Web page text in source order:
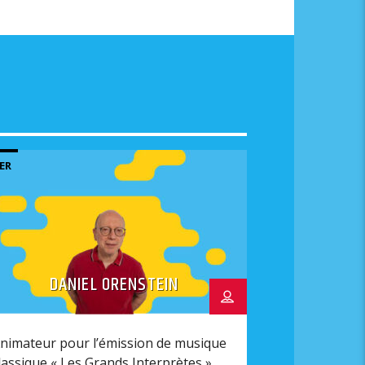
DANIEL ORENSTEIN
pour l’émission de musique